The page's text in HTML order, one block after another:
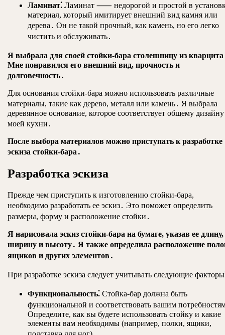
Ламинат⁚ Ламинат ⸺ недорогой и простой в
материал, который имитирует внешний вид камня или
дерева․ Он не такой прочный, как камень, но его легко
чистить и обслуживать․
Я выбрала для своей стойки-бара столешницу из
Мне понравился его внешний вид, прочность и
долговечность․
Для основания стойки-бара можно использовать различные
материалы, такие как дерево, металл или камень․ Я выбрала
деревянное основание, которое соответствует общему дизайну
моей кухни․
После выбора материалов можно приступать к разработке
эскиза стойки-бара․
Разработка эскиза
Прежде чем приступить к изготовлению стойки-бара,
необходимо разработать ее эскиз․ Это поможет определить
размеры, форму и расположение стойки․
Я нарисовала эскиз стойки-бара на бумаге, указав ее длину,
ширину и высоту․ Я также определила расположение
ящиков и других элементов․
При разработке эскиза следует учитывать следующие
Функциональность⁚ Стойка-бар должна быть
функциональной и соответствовать вашим
Определите, как вы будете использовать стойку и какие
элементы вам необходимы (например, полки, ящики,